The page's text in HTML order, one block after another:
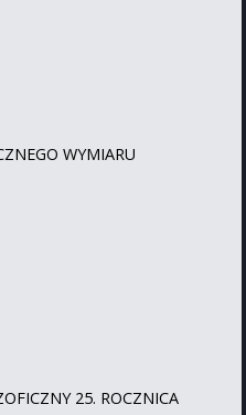
WYMIARU
25. ROCZNICA